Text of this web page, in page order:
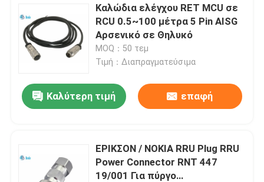
Επικοινωνήστε μαζί μας
Ειδήσεις
Μπλογκ
Συνδετήρας αεροπορίας GX
Καλώδια ελέγχου RET MCU σε
RCU 0.5~100 μέτρα 5 Pin AISG
Αρσενικό σε Θηλυκό
MOQ：50 τεμ
Τιμή：Διαπραγματεύσιμα
Καλύτερη τιμή επαφή
ΕΡΙΚΣΟΝ / ΝΟΚΙΑ RRU Plug RRU
Power Connector RNT 447
19/001 Για πύργο